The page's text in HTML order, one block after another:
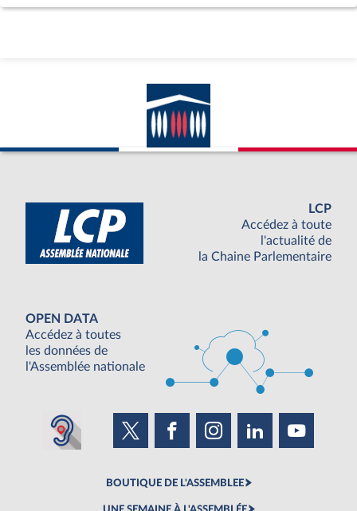
LCP
Accédez à toute
l'actualité de
la Chaine Parlementaire
OPEN DATA
Accédez à toutes
les données de
l'Assemblée nationale
BOUTIQUE DE L'ASSEMBLEE